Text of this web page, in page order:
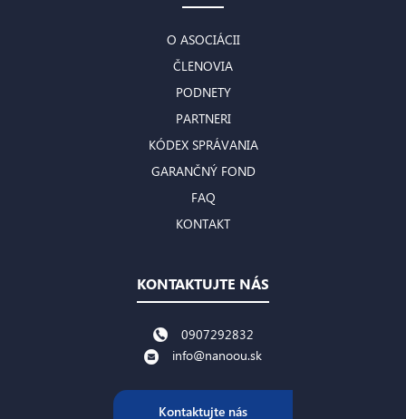
O ASOCIÁCII
ČLENOVIA
PODNETY
PARTNERI
KÓDEX SPRÁVANIA
GARANČNÝ FOND
FAQ
KONTAKT
KONTAKTUJTE NÁS
0907292832
info@nanoou.sk
Kontaktujte nás